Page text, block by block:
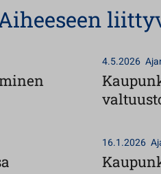
4.5.2026
16.1.2026